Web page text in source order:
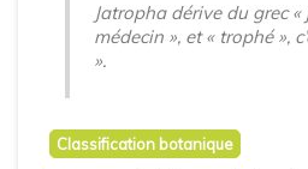
Jatropha dérive du grec
médecin », et « trophé »,
».
Classification botanique